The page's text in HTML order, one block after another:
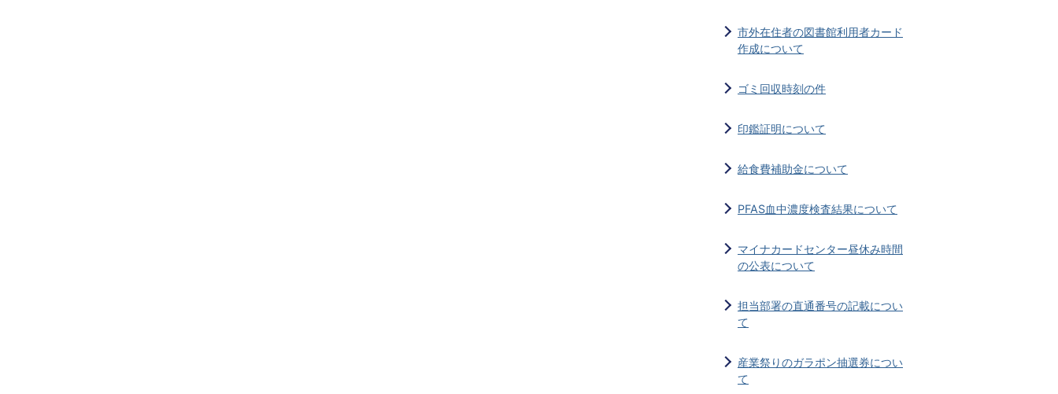
市外在住者の図書館利用者カード
作成について
ゴミ回収時刻の件
印鑑証明について
給食費補助金について
PFAS血中濃度検査結果について
マイナカードセンター昼休み時間
の公表について
担当部署の直通番号の記載につい
て
産業祭りのガラポン抽選券につい
て